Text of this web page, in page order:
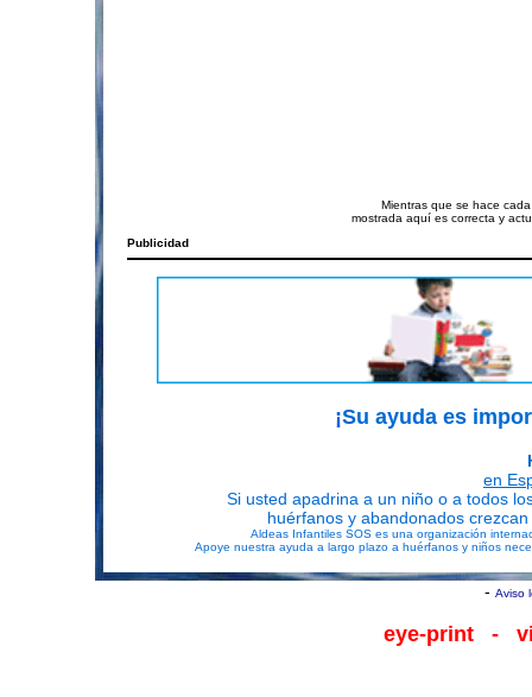
Mientras que se hace
mostrada aquí es correcta y
Publicidad
¡Su ayuda es
en
Si usted apadrina a un niño o a todos
huérfanos y abandonados
Aldeas Infantiles SOS es una organización
Apoye nuestra ayuda a largo plazo a huérfanos y niños
- Aviso
eye-print -